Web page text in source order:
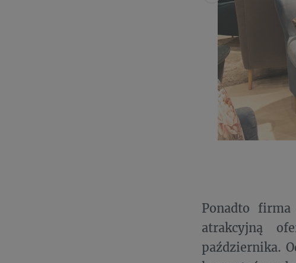
Ponadto firma
atrakcyjną
października.